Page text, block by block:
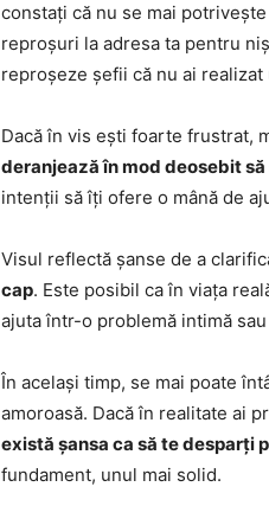
constați că nu se mai
reproșuri la adresa ta pentru
reproșeze șefii că nu ai
Dacă în vis ești foarte frustrat,
deranjează în mod deosebit
intenții să îți ofere o mână de
Visul reflectă șanse de a
cap. Este posibil ca în viața
ajuta într-o problemă intimă
În același timp, se mai poate
amoroasă. Dacă în realitate ai
există șansa ca să te desparți
fundament, unul mai solid.